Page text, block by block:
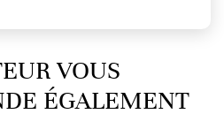
VOUS
ÉGALEMENT